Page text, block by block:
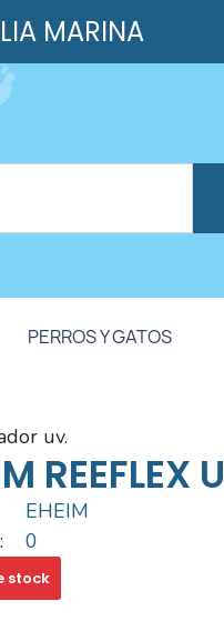
MARINA
PERROS Y GATOS
uv.
REEFLEX
EHEIM
0
stock